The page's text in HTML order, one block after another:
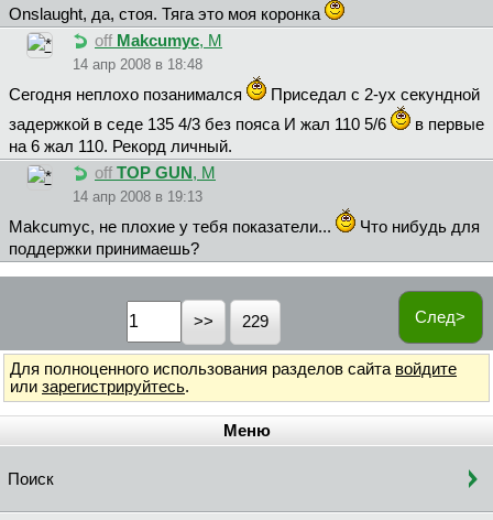
Onslaught, да, стоя. Тяга это моя коронка
off Makcumyc, М
14 апр 2008 в 18:48
Сегодня неплохо позанимался
Приседал с 2-ух секундной
задержкой в седе 135 4/3 без пояса И жал 110 5/6
в первые
на 6 жал 110. Рекорд личный.
off TOP GUN , М
14 апр 2008 в 19:13
Makcumyc, не плохие у тебя показатели...
Что нибудь для
поддержки принимаешь?
След>
229
Для полноценного использования разделов сайта войдите
или зарегистрируйтесь.
Меню
Поиск